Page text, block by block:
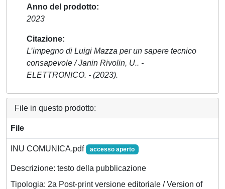
Anno del prodotto
2023
Citazione
L’impegno di Luigi Mazza per un sapere tecnico
consapevole / Janin Rivolin, U.. -
ELETTRONICO. - (2023).
File in questo prodotto:
File
INU COMUNICA.pdf accesso aperto
Descrizione: testo della pubblicazione
Tipologia: 2a Post-print versione editoriale / Version of